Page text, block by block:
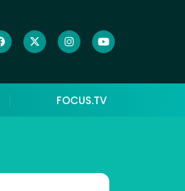
FOCUS.TV